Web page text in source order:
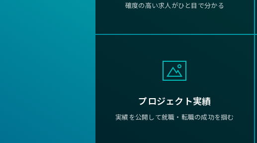
確度の高い求人がひと目で分かる
プロジェクト実績
実績を公開して就職・転職の成功を掴む